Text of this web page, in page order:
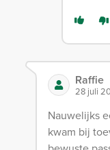
Raffie
28 juli
Nauwelijks
kwam bij